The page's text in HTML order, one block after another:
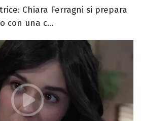
Chiara Ferragni si prepara
con una c...